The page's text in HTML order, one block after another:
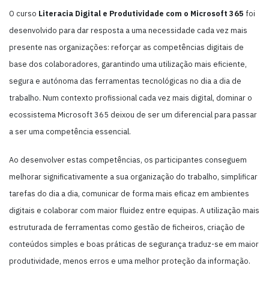
O curso Literacia Digital e Produtividade com o Microsoft 365 foi
desenvolvido para dar resposta a uma necessidade cada vez mais
presente nas organizações: reforçar as competências digitais de
base dos colaboradores, garantindo uma utilização mais eficiente,
segura e autónoma das ferramentas tecnológicas no dia a dia de
trabalho. Num contexto profissional cada vez mais digital, dominar o
ecossistema Microsoft 365 deixou de ser um diferencial para passar
a ser uma competência essencial.
Ao desenvolver estas competências, os participantes conseguem
melhorar significativamente a sua organização do trabalho, simplificar
tarefas do dia a dia, comunicar de forma mais eficaz em ambientes
digitais e colaborar com maior fluidez entre equipas. A utilização mais
estruturada de ferramentas como gestão de ficheiros, criação de
conteúdos simples e boas práticas de segurança traduz-se em maior
produtividade, menos erros e uma melhor proteção da informação.